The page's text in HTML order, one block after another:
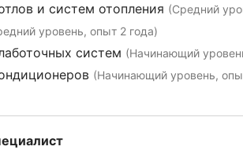
и систем отопления (Средний
уровень, опыт 2 года)
систем (Начинающий
(Начинающий уровень,